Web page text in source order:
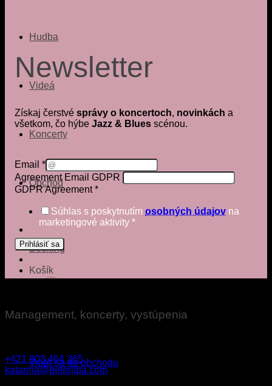
Hudba
Videá
Koncerty
Obchod
Booking
Košík
Vrátiť sa do obchodu
Newsletter
Získaj čerstvé správy o koncertoch, novinkách a
všetkom, čo hýbe Jazz & Blues scénou.
Email *
Agreement Email GDPR
GDPR Agreement*
Súhlas s poskytnutím osobných údajov na
marketingové aktivity *
Prihlásiť sa
Management, koncerty, vystúpenia
+421 903 464 265
katarina@peterlipa.com